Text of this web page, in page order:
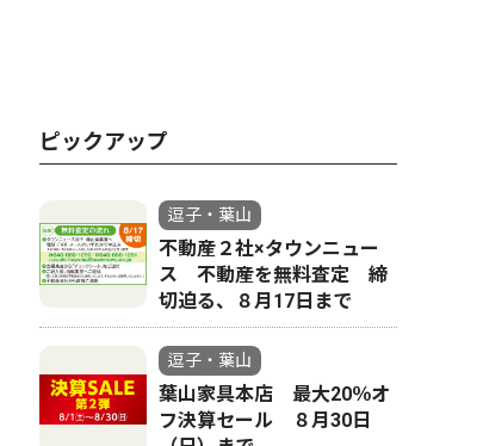
ピックアップ
逗子・葉山
不動産２社×タウンニュー
ス 不動産を無料査定 締
切迫る、８月17日まで
逗子・葉山
葉山家具本店 最大20％オ
フ決算セール ８月30日